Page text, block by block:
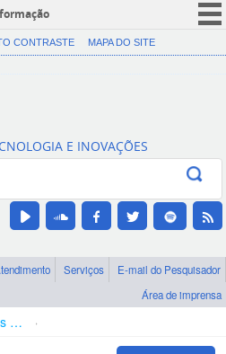
CORONAVÍRUS (COVID-19)
Canais
CONTRASTE MAPA DO SITE
E INOVAÇÕES
Serviços
E-mail do Pesquisador
Área de imprensa
Bolsas e Auxílios Vigentes